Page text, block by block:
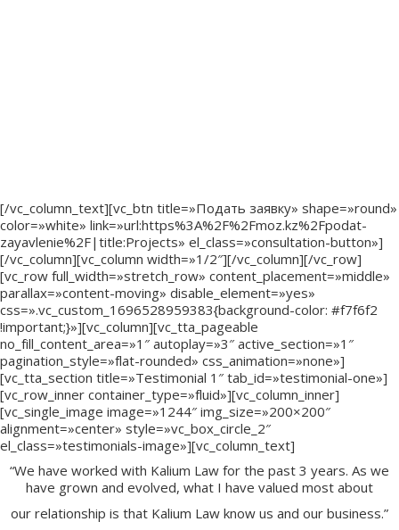
[/vc_column_text][vc_btn title=»Подать заявку» shape=»round»
color=»white» link=»url:https%3A%2F%2Fmoz.kz%2Fpodat-
zayavlenie%2F|title:Projects» el_class=»consultation-button»]
[/vc_column][vc_column width=»1/2″][/vc_column][/vc_row]
[vc_row full_width=»stretch_row» content_placement=»middle»
parallax=»content-moving» disable_element=»yes»
css=».vc_custom_1696528959383{background-color: #f7f6f2
!important;}»][vc_column][vc_tta_pageable
no_fill_content_area=»1″ autoplay=»3″ active_section=»1″
pagination_style=»flat-rounded» css_animation=»none»]
[vc_tta_section title=»Testimonial 1″ tab_id=»testimonial-one»]
[vc_row_inner container_type=»fluid»][vc_column_inner]
[vc_single_image image=»1244″ img_size=»200×200″
alignment=»center» style=»vc_box_circle_2″
el_class=»testimonials-image»][vc_column_text]
“We have worked with Kalium Law for the past 3 years. As we
have grown and evolved, what I have valued most about
our relationship is that Kalium Law know us and our business.”